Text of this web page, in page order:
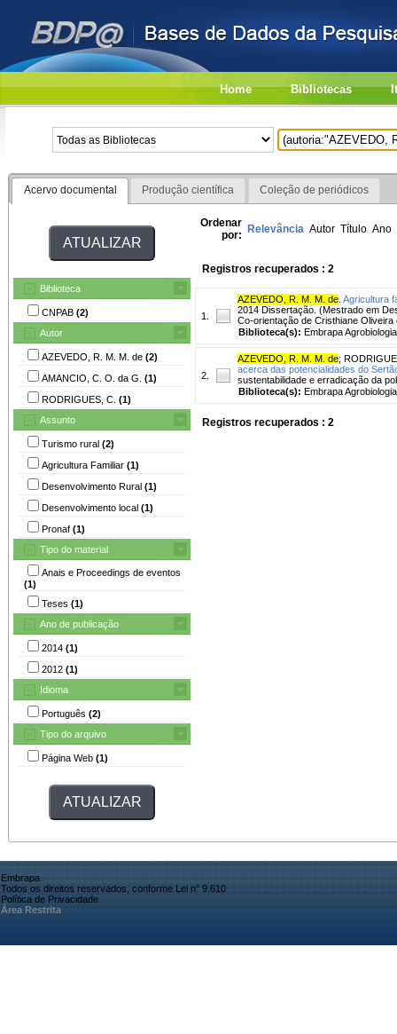
Home Bibliotecas
Acervo documental Produção científica Coleção de periódicos
Biblioteca
CNPAB (2)
Autor
AZEVEDO, R. M. M. de (2)
AMANCIO, C. O. da G. (1)
RODRIGUES, C. (1)
Assunto
Turismo rural (2)
Agricultura Familiar (1)
Desenvolvimento Rural (1)
Desenvolvimento local (1)
Pronaf (1)
Tipo do material
Anais e Proceedings de eventos
(1)
Teses (1)
Ano de publicação
2014 (1)
2012 (1)
Idioma
Português (2)
Tipo do arquivo
Página Web (1)
Ordenar
por: Relevância Autor Título Ano
Registros recuperados : 2
1.
AZEVEDO, R. M. M. de Agricultura
2014 Dissertação. (Mestrado em
Co-orientação de Cristhiane Oliveira
Biblioteca(s): Embrapa
2.
AZEVEDO, R. M. M. de;
acerca das potencialidades do
sustentabilidade e erradicação da
Biblioteca(s): Embrapa
Registros recuperados : 2
Embrapa
Todos os direitos reservados, conforme Lei n° 9.610
Política de Privacidade
Área Restrita